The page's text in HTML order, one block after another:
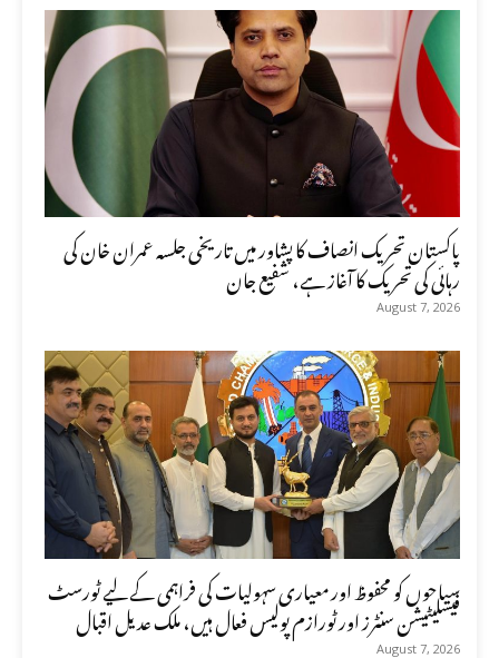
پاکستان تحریک انصاف کا پشاور میں تاریخی جلسہ عمران خان کی
رہائی کی تحریک کا آغاز ہے، شفیع جان
August 7, 2026
سیاحوں کو محفوظ اور معیاری سہولیات کی فراہمی کے لیے ٹورسٹ
فیسلیٹیشن سنٹرز اور ٹورازم پولیس فعال ہیں، ملک عدیل اقبال
August 7, 2026